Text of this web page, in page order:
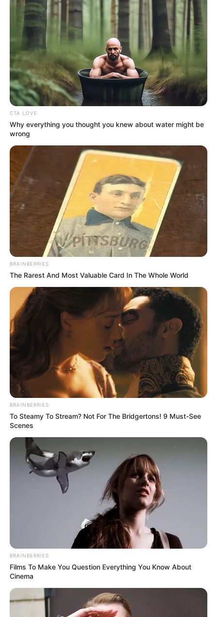
Walgreens Hides This $1 Generic Viagra - Here's
The Aisle It's Really In.
FRIDAY PLANS
This Movie Is The Main Reason Ukraine Has Not
Lost To Russia
Pfizer's Worst Nightmare: Men Canceling $80
Prescriptions For This 87¢ Blue Pill Hack
FRIDAY PLANS
ER Doctor: "I Threw Out My Viagra After What I
Found On CVS Aisle 7"
FRIDAY PLANS
CTA LOVE
Why everything you thought you knew about water might be
wrong
BRAINBERRIES
The Rarest And Most Valuable Card In The Whole World
BRAINBERRIES
To Steamy To Stream? Not For The Bridgertons! 9 Must-See
Scenes
BRAINBERRIES
Films To Make You Question Everything You Know About
Cinema